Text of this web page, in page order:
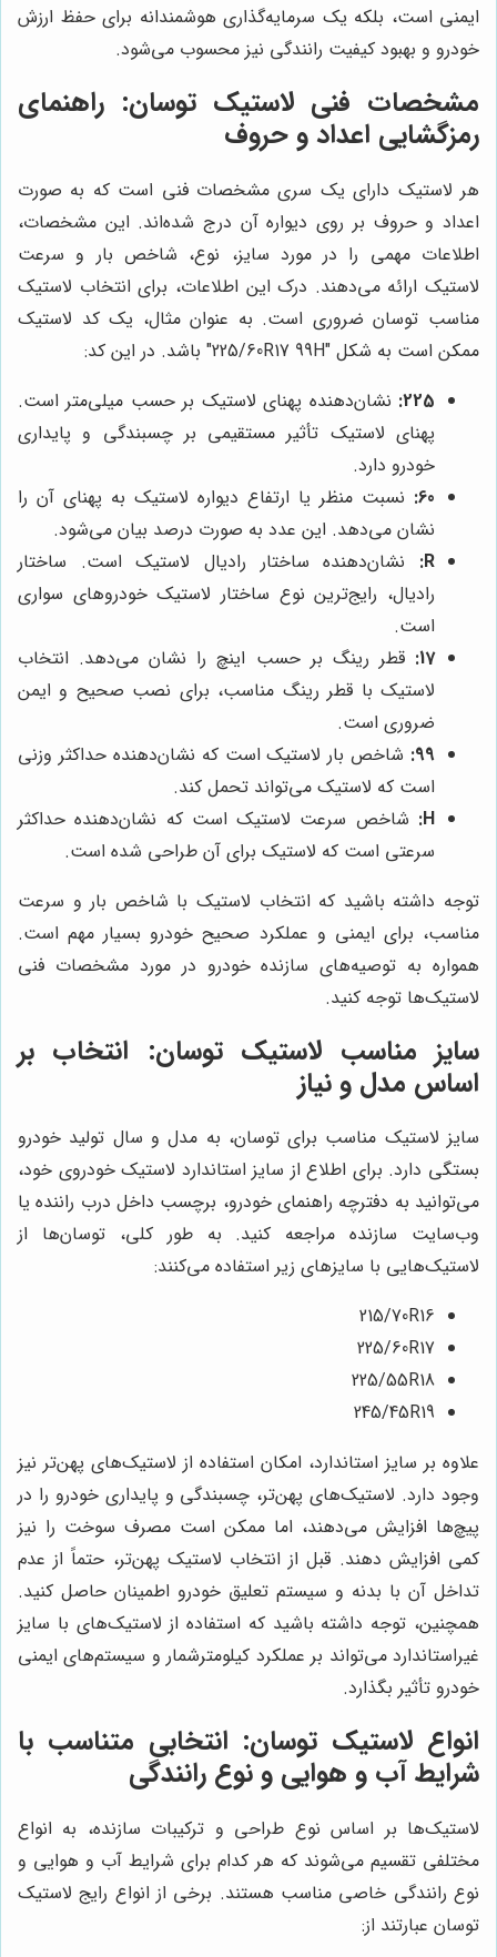
ایمنی است، بلکه یک سرمایه‌گذاری هوشمندانه برای حفظ ارزش
خودرو و بهبود کیفیت رانندگی نیز محسوب می‌شود.
مشخصات فنی لاستیک توسان: راهنمای
رمزگشایی اعداد و حروف
هر لاستیک دارای یک سری مشخصات فنی است که به صورت
اعداد و حروف بر روی دیواره آن درج شده‌اند. این مشخصات،
اطلاعات مهمی را در مورد سایز، نوع، شاخص بار و سرعت
لاستیک ارائه می‌دهند. درک این اطلاعات، برای انتخاب لاستیک
مناسب توسان ضروری است. به عنوان مثال، یک کد لاستیک
ممکن است به شکل "225/60R17 99H" باشد. در این کد:
225: نشان‌دهنده پهنای لاستیک بر حسب میلی‌متر است.
پهنای لاستیک تأثیر مستقیمی بر چسبندگی و پایداری
خودرو دارد.
60: نسبت منظر یا ارتفاع دیواره لاستیک به پهنای آن را
نشان می‌دهد. این عدد به صورت درصد بیان می‌شود.
R:
نشان‌دهنده ساختار رادیال لاستیک است. ساختار
رادیال، رایج‌ترین نوع ساختار لاستیک خودروهای سواری
است.
17: قطر رینگ بر حسب اینچ را نشان می‌دهد. انتخاب
لاستیک با قطر رینگ مناسب، برای نصب صحیح و ایمن
ضروری است.
99: شاخص بار لاستیک است که نشان‌دهنده حداکثر وزنی
است که لاستیک می‌تواند تحمل کند.
H: شاخص سرعت لاستیک است که نشان‌دهنده حداکثر
سرعتی است که لاستیک برای آن طراحی شده است.
توجه داشته باشید که انتخاب لاستیک با شاخص بار و سرعت
مناسب، برای ایمنی و عملکرد صحیح خودرو بسیار مهم است.
همواره به توصیه‌های سازنده خودرو در مورد مشخصات فنی
لاستیک‌ها توجه کنید.
سایز مناسب لاستیک توسان: انتخاب بر
اساس مدل و نیاز
سایز لاستیک مناسب برای توسان، به مدل و سال تولید خودرو
بستگی دارد. برای اطلاع از سایز استاندارد لاستیک خودروی خود،
می‌توانید به دفترچه راهنمای خودرو، برچسب داخل درب راننده یا
وب‌سایت سازنده مراجعه کنید. به طور کلی، توسان‌ها از
لاستیک‌هایی با سایزهای زیر استفاده می‌کنند:
215/70R16
225/60R17
225/55R18
245/45R19
علاوه بر سایز استاندارد، امکان استفاده از لاستیک‌های پهن‌تر نیز
وجود دارد. لاستیک‌های پهن‌تر، چسبندگی و پایداری خودرو را در
پیچ‌ها افزایش می‌دهند، اما ممکن است مصرف سوخت را نیز
کمی افزایش دهند. قبل از انتخاب لاستیک پهن‌تر، حتماً از عدم
تداخل آن با بدنه و سیستم تعلیق خودرو اطمینان حاصل کنید.
همچنین، توجه داشته باشید که استفاده از لاستیک‌های با سایز
غیراستاندارد می‌تواند بر عملکرد کیلومترشمار و سیستم‌های ایمنی
خودرو تأثیر بگذارد.
انواع لاستیک توسان: انتخابی متناسب با
شرایط آب و هوایی و نوع رانندگی
لاستیک‌ها بر اساس نوع طراحی و ترکیبات سازنده، به انواع
مختلفی تقسیم می‌شوند که هر کدام برای شرایط آب و هوایی و
نوع رانندگی خاصی مناسب هستند. برخی از انواع رایج لاستیک
توسان عبارتند از: